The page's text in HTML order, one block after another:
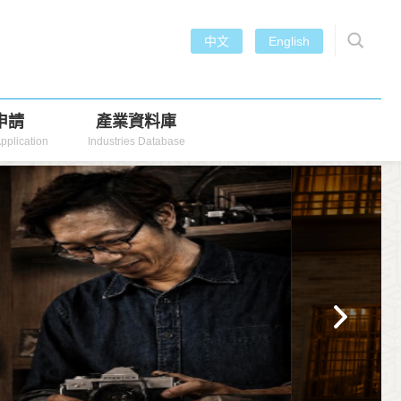
中文 English
請 產業資料庫
Industries Database